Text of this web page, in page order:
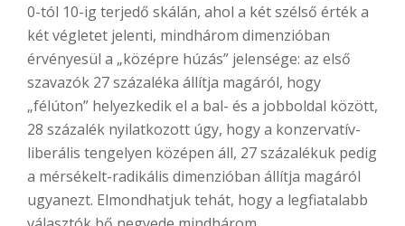
0-tól 10-ig terjedő skálán, ahol a két szélső érték a
két végletet jelenti, mindhárom dimenzióban
érvényesül a „középre húzás” jelensége: az első
szavazók 27 százaléka állítja magáról, hogy
„félúton” helyezkedik el a bal- és a jobboldal között,
28 százalék nyilatkozott úgy, hogy a konzervatív-
liberális tengelyen középen áll, 27 százalékuk pedig
a mérsékelt-radikális dimenzióban állítja magáról
ugyanezt. Elmondhatjuk tehát, hogy a legfiatalabb